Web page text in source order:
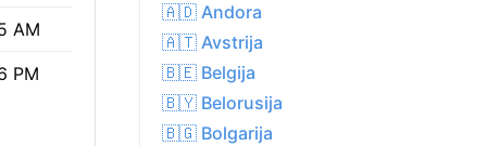
AM
PM
🇦🇩 Andora
🇦🇹 Avstrija
🇧🇪 Belgija
🇧🇾 Belorusija
🇧🇬 Bolgarija